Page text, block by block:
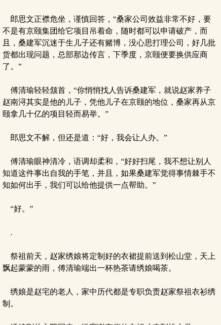
郎思文正襟危坐，谨慎回答，“桑家公司效益非常不好，要
不是有京颐集团给它项目吊着命，随时都可以申请破产，而
且，桑建军沉迷于生儿子还有赌博，没心思打理公司，好几批
货都出现问题，总部那边传言，下季度，京颐便要换供应商
了。”
傅清瑜轻轻颔首，“你悄悄找人告诉桑建军，就说赵家养子
赵南浔其实是他的儿子，凭他儿子在京颐的地位，桑家再从京
颐拿几十亿的项目轻而易举。”
郎思文不解，但还是道：“好，我会让人办。”
傅清瑜眼神清冷，语调却柔和，“好好扫尾，我不想让别人
知道这件事出自我的手笔，并且，如果桑建军觉得事情棘手不
知如何出手，我们可以给他提供一点帮助。”
“好。”
.
祭祖前天，赵家绣娘将定制好的衣裙提前送到松山堂，天上
飘起蒙蒙的雨，傅清瑜端出一杯热茶请绣娘喝茶。
绣娘是赵宅的老人，家中历代都是专职负责赵家祭祖衣衫绣
制。